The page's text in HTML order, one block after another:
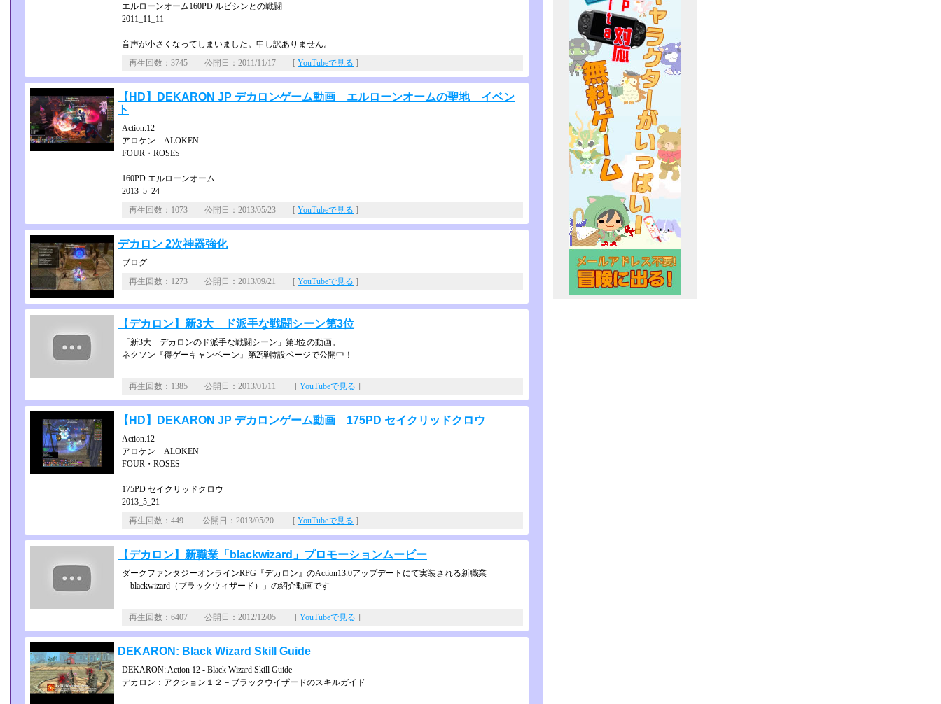
エルローンオーム160PD ルビシンとの戦闘
2011_11_11
音声が小さくなってしまいました。申し訳ありません。
再生回数：3745 公開日：2011/11/17 [ YouTubeで見る ]
【HD】DEKARON JP デカロンゲーム動画 エルローンオームの聖地 イベン
ト
Action.12
アロケン ALOKEN
FOUR・ROSES
160PD エルローンオーム
2013_5_24
再生回数：1073 公開日：2013/05/23 [ YouTubeで見る ]
デカロン 2次神器強化
ブログ
再生回数：1273 公開日：2013/09/21 [ YouTubeで見る ]
【デカロン】新3大 ド派手な戦闘シーン第3位
「新3大 デカロンのド派手な戦闘シーン」第3位の動画。
ネクソン『得ゲーキャンペーン』第2弾特設ページで公開中！
再生回数：1385 公開日：2013/01/11 [ YouTubeで見る ]
【HD】DEKARON JP デカロンゲーム動画 175PD セイクリッドクロウ
Action.12
アロケン ALOKEN
FOUR・ROSES
175PD セイクリッドクロウ
2013_5_21
再生回数：449 公開日：2013/05/20 [ YouTubeで見る ]
【デカロン】新職業「blackwizard」プロモーションムービー
ダークファンタジーオンラインRPG『デカロン』のAction13.0アップデート­にて実装される新職業
「blackwizard（ブラックウィザード）」の紹介動画で­す
再生回数：6407 公開日：2012/12/05 [ YouTubeで見る ]
DEKARON: Black Wizard Skill Guide
DEKARON: Action 12 - Black Wizard Skill Guide
デカロン：アクション１２－ブラックウイザードのスキルガイド